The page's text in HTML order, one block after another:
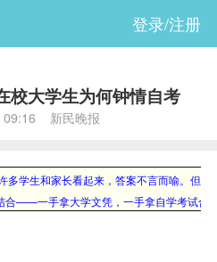
登录/注册
校大学生为何钟情自考
09:16 新民晚报
多学生和家长看起来，答案不言而喻。但
合——一手拿大学文凭，一手拿自学考试合